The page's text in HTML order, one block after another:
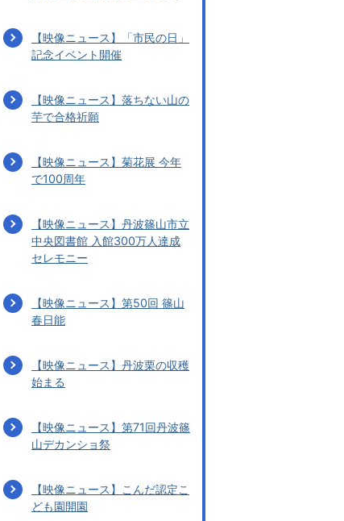
【映像ニュース】「市民の日」
記念イベント開催
【映像ニュース】落ちない山の
芋で合格祈願
【映像ニュース】菊花展 今年
で100周年
【映像ニュース】丹波篠山市立
中央図書館 入館300万人達成
セレモニー
【映像ニュース】第50回 篠山
春日能
【映像ニュース】丹波栗の収穫
始まる
【映像ニュース】第71回丹波篠
山デカンショ祭
【映像ニュース】こんだ認定こ
ども園開園